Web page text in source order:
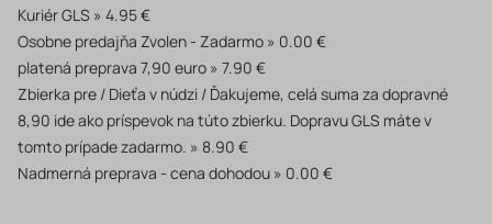
Kuriér GLS
4.95 €
Osobne predajňa Zvolen - Zadarmo
0.00 €
platená preprava 7,90 euro
7.90 €
Zbierka pre / Dieťa v núdzi / Ďakujeme, celá suma za dopravné
8,90 ide ako príspevok na túto zbierku. Dopravu GLS máte v
tomto prípade zadarmo.
8.90 €
Nadmerná preprava - cena dohodou
0.00 €